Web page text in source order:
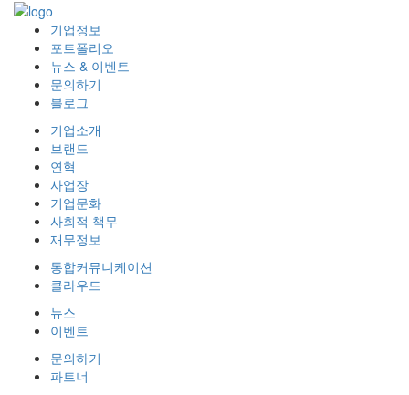
기업정보
포트폴리오
뉴스 & 이벤트
문의하기
블로그
기업소개
브랜드
연혁
사업장
기업문화
사회적 책무
재무정보
통합커뮤니케이션
클라우드
뉴스
이벤트
문의하기
파트너